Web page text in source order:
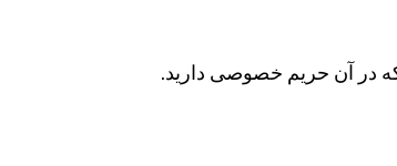
در آن حریم خصوصی دارید.